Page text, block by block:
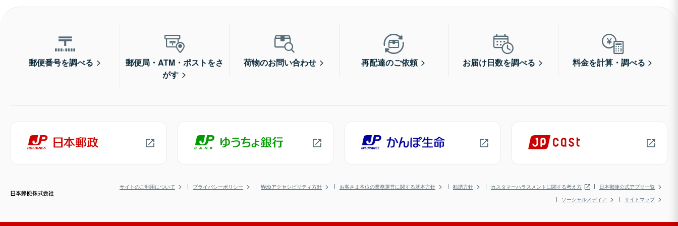
郵便番号を調べる
郵便局・ATM・ポストをさ
がす
荷物のお問い合わせ 再配達のご依頼 お届け日数を調べる 料金を計算・調べる
サイトのご利用について プライバシーポリシー Webアクセシビリティ方針 お客さま本位の業務運営に関する基本方針 勧誘方針 カスタマーハラスメントに関する考え方
日本郵便公式アプリ一覧
ソーシャルメディア
サイトマップ